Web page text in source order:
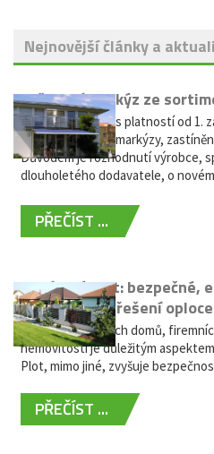
Nejnovější články a
Vyřazení markýz ze
Vážení zákazníci, s platností od 1.
nabídky výsuvné markýzy,
Důvodem je rozhodnutí výrobce,
dlouholetého dodavatele, o
PŘEČÍST ...
Hliníkový plot: bezpečné,
bezúdržbové řešení
Oplocení rodinných domů,
nemovitostí je důležitým
Plot, mimo jiné, zvyšuje
PŘEČÍST ...